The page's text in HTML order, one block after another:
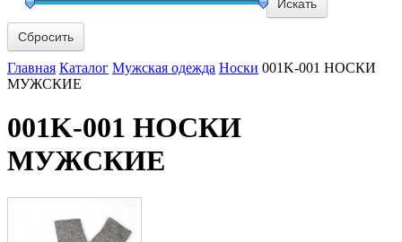
Сбросить
Главная Каталог Мужская одежда Носки 001K-001 НОСКИ
МУЖСКИЕ
001K-001 НОСКИ
МУЖСКИЕ